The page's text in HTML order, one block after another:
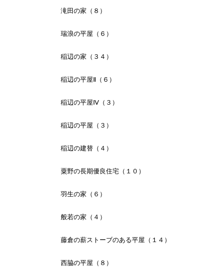
滝田の家（８）
瑞浪の平屋（６）
稲辺の家（３４）
稲辺の平屋Ⅱ（６）
稲辺の平屋Ⅳ（３）
稲辺の平屋（３）
稲辺の建替（４）
粟野の長期優良住宅（１０）
羽生の家（６）
般若の家（４）
藤倉の薪ストーブのある平屋（１４）
西脇の平屋（８）